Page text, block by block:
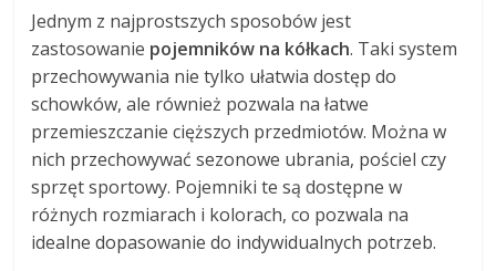
Jednym z najprostszych sposobów jest
zastosowanie pojemników na kółkach. Taki system
przechowywania nie tylko ułatwia dostęp do
schowków, ale również pozwala na łatwe
przemieszczanie cięższych przedmiotów. Można w
nich przechowywać sezonowe ubrania, pościel czy
sprzęt sportowy. Pojemniki te są dostępne w
różnych rozmiarach i kolorach, co pozwala na
idealne dopasowanie do indywidualnych potrzeb.